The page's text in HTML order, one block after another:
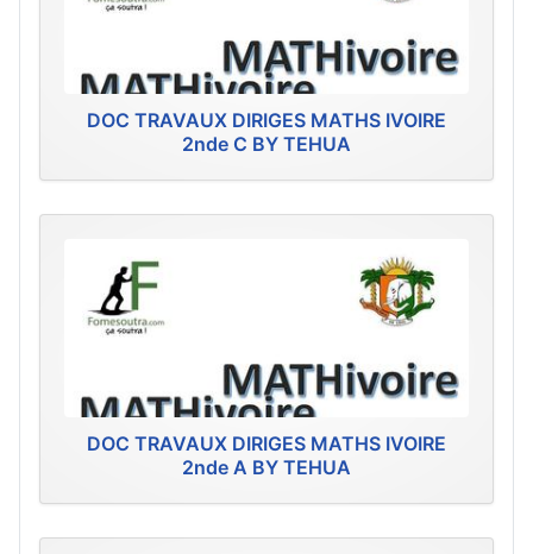
DOC TRAVAUX DIRIGES MATHS IVOIRE
2nde C BY TEHUA
DOC TRAVAUX DIRIGES MATHS IVOIRE
2nde A BY TEHUA